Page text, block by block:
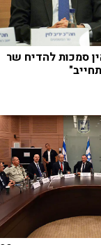
סמכות להדיח שר